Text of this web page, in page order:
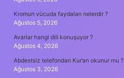
Kromun vücuda faydaları nelerdir ?
Ağustos 5, 2026
Avarlar hangi dili konuşuyor ?
Ağustos 4, 2026
Abdestsiz telefondan Kur’an okunur mu ?
Ağustos 3, 2026